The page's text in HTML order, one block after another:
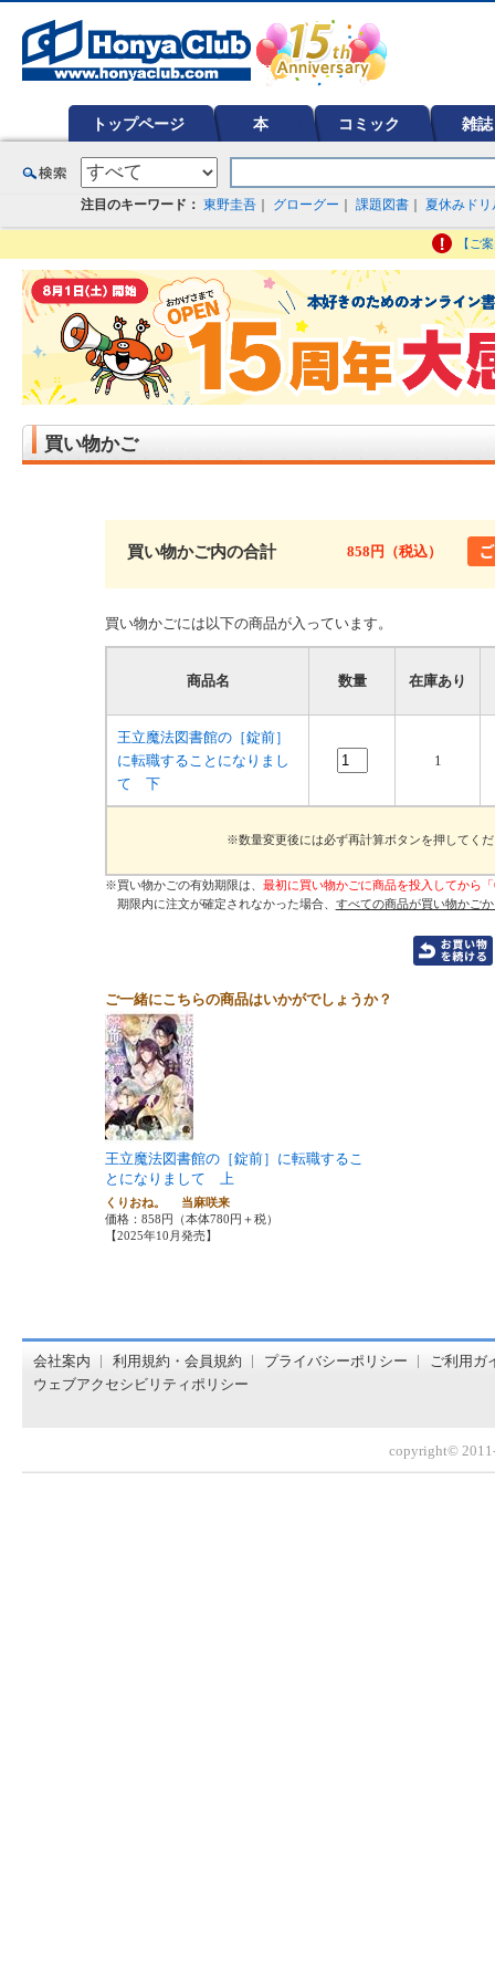
トップページ 本 コミック 雑誌
注目のキーワード： 東野圭吾 グローグー 課題図書 夏休みドリ
【ご
ど在庫も充実
買い物かご
買い物かご内の合計 858円（税込）
買い物かごには以下の商品が入っています。
商品名 数量 在庫あり
王立魔法図書館の［錠前］
に転職することになりまし
て 下
1
※数量変更後には必ず再計算ボタンを押してく
※買い物かごの有効期限は、 最初に買い物かごに商品を投入してから
期限内に注文が確定されなかった場合、 すべての商品が買い物かご
ご一緒にこちらの商品はいかがでしょうか？
王立魔法図書館の［錠前］に転職するこ
とになりまして 上
くりおね。 当麻咲来
価格：858円（本体780円＋税）
【2025年10月発売】
会社案内 利用規約・会員規約 プライバシーポリシー
ご利用ガ
ウェブアクセシビリティポリシー
copyright©